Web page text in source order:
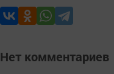
Нет комментариев